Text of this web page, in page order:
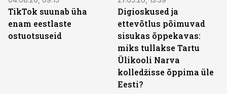
TikTok suunab üha
enam eestlaste
ostuotsuseid
Digioskused ja
ettevõtlus põimuvad
sisukas õppekavas:
miks tullakse Tartu
Ülikooli Narva
kolledžisse õppima üle
Eesti?